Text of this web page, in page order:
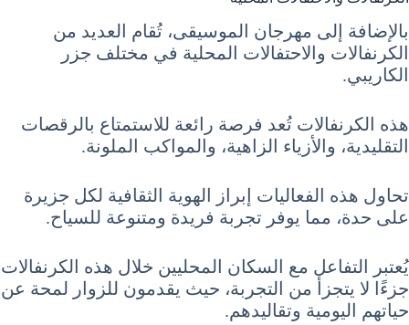
بالإضافة إلى مهرجان الموسيقى، تُقام العديد من
الكرنفالات والاحتفالات المحلية في مختلف جزر
الكاريبي.
هذه الكرنفالات تُعد فرصة رائعة للاستمتاع بالرقصات
التقليدية، والأزياء الزاهية، والمواكب الملونة.
تحاول هذه الفعاليات إبراز الهوية الثقافية لكل جزيرة
على حدة، مما يوفر تجربة فريدة ومتنوعة للسياح.
يُعتبر التفاعل مع السكان المحليين خلال هذه الكرنفالات
جزءًا لا يتجزأ من التجربة، حيث يقدمون للزوار لمحة عن
حياتهم اليومية وتقاليدهم.